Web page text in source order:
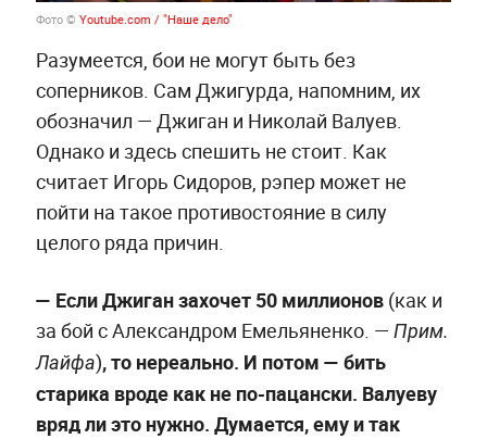
Фото © Youtube.com / "Наше дело"
Разумеется, бои не могут быть без
соперников. Сам Джигурда, напомним, их
обозначил — Джиган и Николай Валуев.
Однако и здесь спешить не стоит. Как
считает Игорь Сидоров, рэпер может не
пойти на такое противостояние в силу
целого ряда причин.
— Если Джиган захочет 50 миллионов (как и
за бой с Александром Емельяненко. — Прим.
Лайфа), то нереально. И потом — бить
старика вроде как не по-пацански. Валуеву
вряд ли это нужно. Думается, ему и так